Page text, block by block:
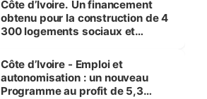
Côte d’Ivoire. Un financement
obtenu pour la construction de 4
300 logements sociaux et
et Yamoussoukro
Côte d’Ivoire - Emploi et
autonomisation : un nouveau
Programme au profit de 5,3